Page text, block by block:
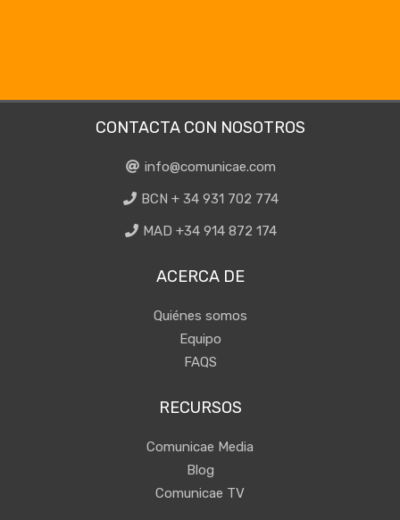
CONTACTA CON NOSOTROS
info@comunicae.com
BCN + 34 931 702 774
MAD +34 914 872 174
ACERCA DE
Quiénes somos
Equipo
FAQS
RECURSOS
Comunicae Media
Blog
Comunicae TV